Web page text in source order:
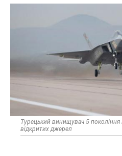
Турецький винищувач 5
відкритих джерел